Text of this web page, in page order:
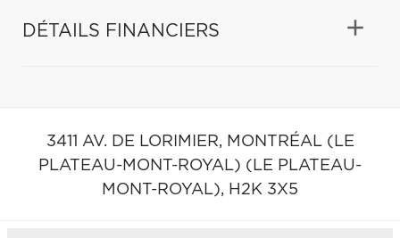
DÉTAILS FINANCIERS
3411 AV. DE LORIMIER, MONTRÉAL (LE
PLATEAU-MONT-ROYAL) (LE PLATEAU-
MONT-ROYAL), H2K 3X5